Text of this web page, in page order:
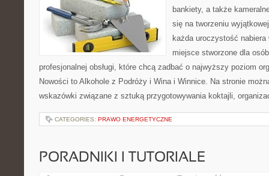
bankiety, a także
się na tworzeniu
każda uroczystość
miejsce stworzone dla
profesjonalnej obsługi, które chcą zadbać o najwyższy poziom
Nowości to Alkohole z Podróży i Wina i Winnice. Na stronie
wskazówki związane z sztuką przygotowywania koktajli,
CATEGORIES: PRAWO ENERGETYCZNE
PORADNIKI I TUTORIALE